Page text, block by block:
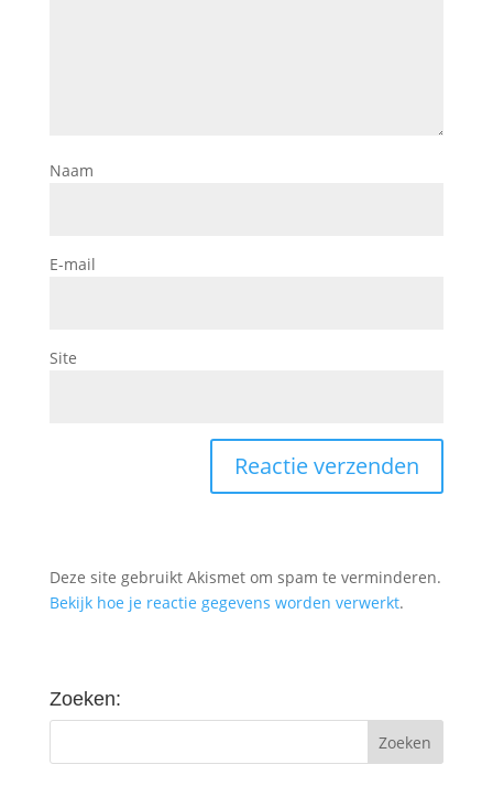
Naam
E-mail
Site
Deze site gebruikt Akismet om spam te verminderen.
Bekijk hoe je reactie gegevens worden verwerkt.
Zoeken: